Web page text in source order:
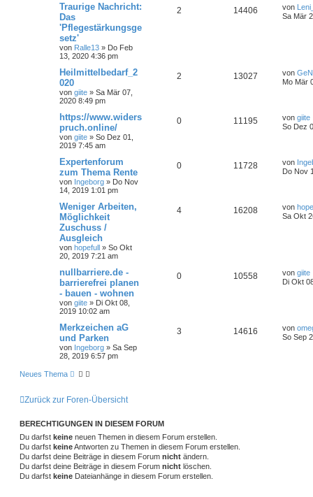
Traurige Nachricht:
Das
'Pflegestärkungsge
setz'
von Ralle13 » Do Feb
13, 2020 4:36 pm
2 14406 von
Sa Mär
Heilmittelbedarf_2
020
von giite » Sa Mär 07,
2020 8:49 pm
2 13027 von
Mo Mär
https://www.widers
pruch.online/
von giite » So Dez 01,
2019 7:45 am
0 11195 von giite
So Dez
Expertenforum
zum Thema Rente
von Ingeborg » Do Nov
14, 2019 1:01 pm
0 11728 von
Do Nov
Weniger Arbeiten,
Möglichkeit
Zuschuss /
Ausgleich
von hopefull » So Okt
20, 2019 7:21 am
4 16208 von
Sa Okt
nullbarriere.de -
barrierefrei planen
- bauen - wohnen
von giite » Di Okt 08,
2019 10:02 am
0 10558 von giite
Di Okt
Merkzeichen aG
und Parken
von Ingeborg » Sa Sep
28, 2019 6:57 pm
3 14616 von
So Sep
Neues Thema
Zurück zur Foren-Übersicht
BERECHTIGUNGEN IN DIESEM FORUM
Du darfst keine neuen Themen in diesem Forum erstellen.
Du darfst keineAntworten zu Themen in diesem Forum erstellen.
Du darfst deine Beiträge in diesem Forum nicht ändern.
Du darfst deine Beiträge in diesem Forum nicht löschen.
Du darfst keine Dateianhänge in diesem Forum erstellen.